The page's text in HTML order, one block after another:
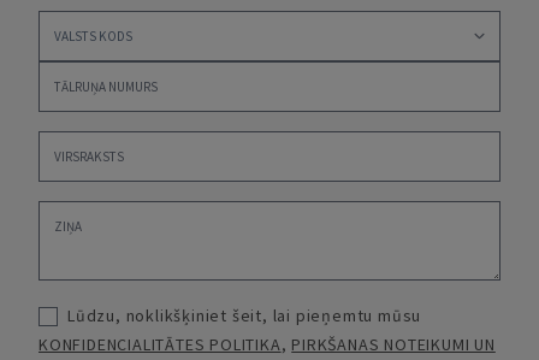
Lūdzu, noklikšķiniet šeit, lai pieņemtu mūsu
KONFIDENCIALITĀTES POLITIKA, PIRKŠANAS NOTEIKUMI UN